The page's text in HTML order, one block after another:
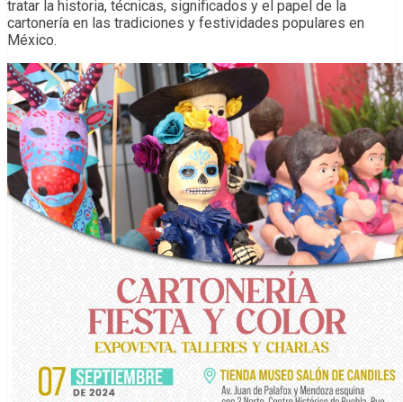
tratar la historia, técnicas, significados y el papel de la
cartonería en las tradiciones y festividades populares en
México.